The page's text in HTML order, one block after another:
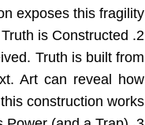
exposes this fragility.
2. Truth is Constructed
Truth is built from
Art can reveal how
this construction works.